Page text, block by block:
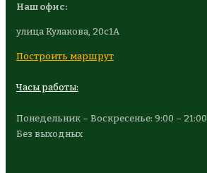
Наш офис:
улица Кулакова, 20с1А
Построить маршрут
Часы работы:
Понедельник – Воскресенье: 9:00 – 21:00
Без выходных